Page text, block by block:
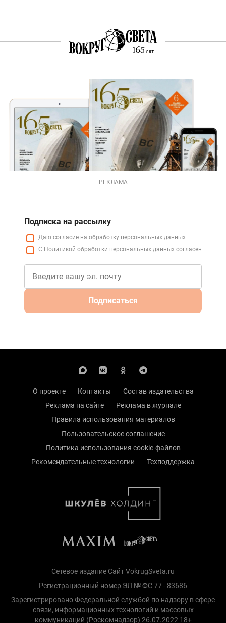
РЕКЛАМА
Подписка на рассылку
Даю согласие на обработку персональных данных
С Политикой обработки персональных данных согласен
Подписаться
О проекте Контакты
Состав издательства
Реклама на сайте
Реклама в журнале
Правила использования материалов
Пользовательское соглашение
Политика использования cookie-файлов
Рекомендательные технологии
Техподдержка
Сетевое издание Сайт VokrugSveta.ru
Регистрационный номер ЭЛ № ФС 77 - 83686
Зарегистрировано Федеральной службой по надзору в сфере
связи, информационных технологий и массовых
коммуникаций (Роскомнадзор) 26.07.2022 18+